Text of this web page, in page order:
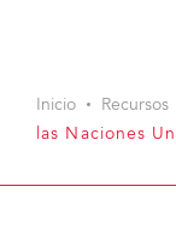
Inicio Recursos
las Naciones